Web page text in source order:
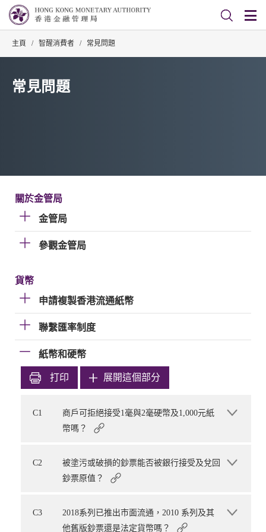
主頁 / 智醒消費者 / 常見問題
常見問題
關於金管局
金管局
參觀金管局
貨幣
申請複製香港流通紙幣
聯繫匯率制度
紙幣和硬幣
打印 展開這個部分
C1
商戶可拒絕接受1毫與2毫硬幣及1,000元紙
幣嗎？
C2
被塗污或破損的鈔票能否被銀行接受及兌回
鈔票原值？
C3
2018系列已推出市面流通，2010 系列及其
他舊版鈔票還是法定貨幣嗎？